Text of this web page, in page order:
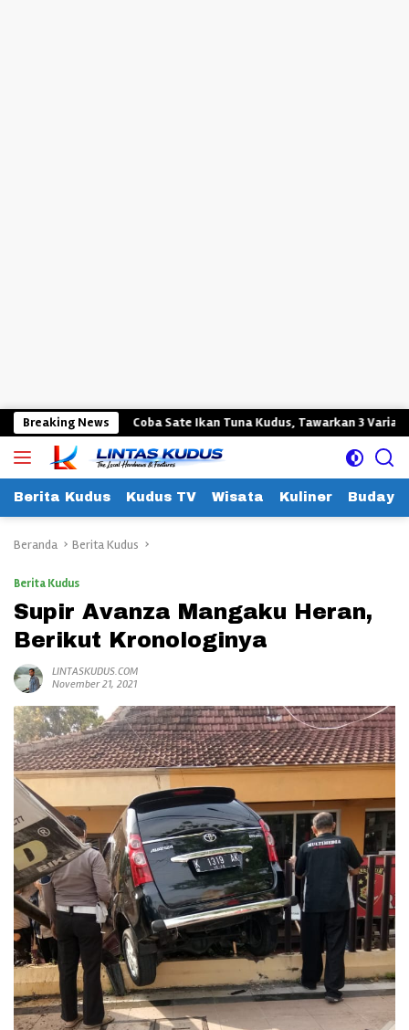
Langsung
ke
konten
Breaking NewsCoba Sate Ikan Tuna Kudus, Tawarkan 3 Varian Bumbu
Berita Kudus Kudus TV Wisata Kuliner Budaya
Beranda Berita Kudus
Berita Kudus
Supir Avanza Mangaku Heran,
Berikut Kronologinya
LINTASKUDUS.COM
November 21, 2021